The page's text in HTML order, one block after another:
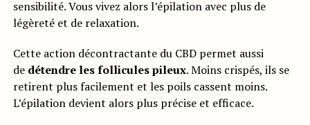
sensibilité. Vous vivez alors l’épilation avec plus de
légèreté et de relaxation.
Cette action décontractante du CBD permet aussi
de détendre les follicules pileux. Moins crispés, ils se
retirent plus facilement et les poils cassent moins.
L’épilation devient alors plus précise et efficace.